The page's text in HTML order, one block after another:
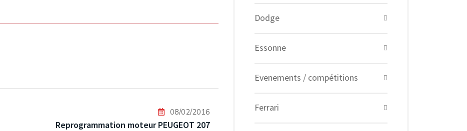
08/02/2016
Reprogrammation moteur PEUGEOT 207
Dodge
Essonne
Evenements / compétitions
Ferrari